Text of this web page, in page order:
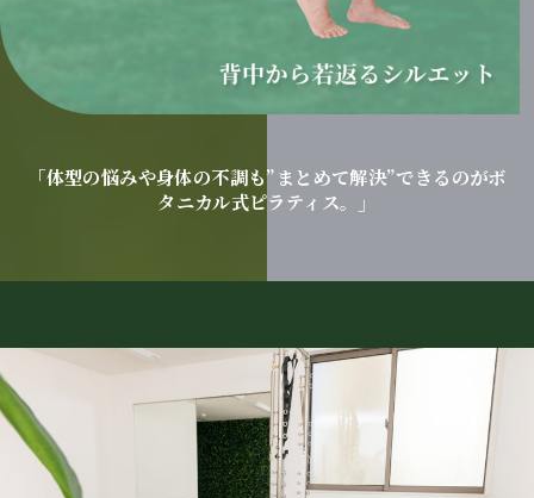
「体型の悩みや身体の不調も”まとめて解決”できるのがボ
タニカル式ピラティス。」